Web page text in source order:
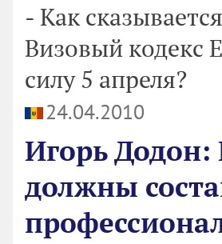
- Как
Визовый кодекс
силу 5 апреля?
24.04.2010
Игорь Додон:
должны